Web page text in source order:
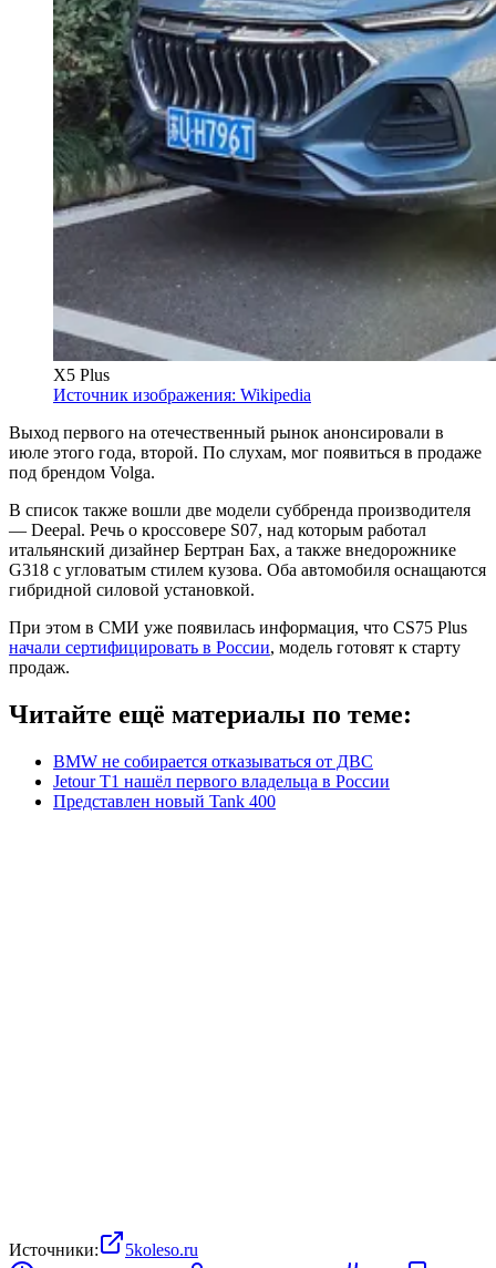
X5 Plus
Источник изображения: Wikipedia
Выход первого на отечественный рынок анонсировали в
июле этого года, второй. По слухам, мог появиться в продаже
под брендом Volga.
В список также вошли две модели суббренда производителя
— Deepal. Речь о кроссовере S07, над которым работал
итальянский дизайнер Бертран Бах, а также внедорожнике
G318 с угловатым стилем кузова. Оба автомобиля оснащаются
гибридной силовой установкой.
При этом в СМИ уже появилась информация, что CS75 Plus
начали сертифицировать в России, модель готовят к старту
продаж.
Читайте ещё материалы по теме:
BMW не собирается отказываться от ДВС
Jetour T1 нашёл первого владельца в России
Представлен новый Tank 400
Источники:
5koleso.ru